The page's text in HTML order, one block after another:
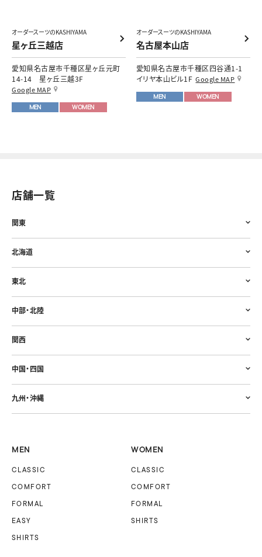
オーダースーツのKASHIYAMA
星ヶ丘三越店
愛知県名古屋市千種区星ヶ丘元町
14-14 星ヶ丘三越3F
Google MAP
MEN
WOMEN
オーダースーツのKASHIYAMA
名古屋本山店
愛知県名古屋市千種区四谷通1-1
イリヤ本山ビル1F Google MAP
MEN
WOMEN
店舗一覧
関東
北海道
東北
中部・北陸
関西
中国・四国
九州・沖縄
MEN
CLASSIC
COMFORT
FORMAL
EASY
SHIRTS
WOMEN
CLASSIC
COMFORT
FORMAL
SHIRTS